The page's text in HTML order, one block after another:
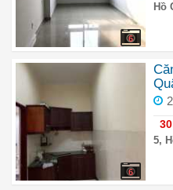
6
Hồ
6
5,